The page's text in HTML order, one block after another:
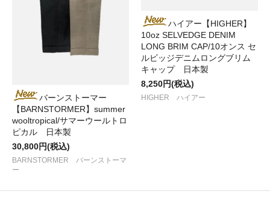
バーンストーマー
【BARNSTORMER】summer
wooltropical/サマーウールトロ
ピカル 日本製
30,800円(税込)
BARNSTORMER バーンストーマ
ー
ハイアー【HIGHER】
10oz SELVEDGE DENIM
LONG BRIM CAP/10オンス セ
ルビッジデニムロングブリム
キャップ 日本製
8,250円(税込)
HIGHER ハイアー